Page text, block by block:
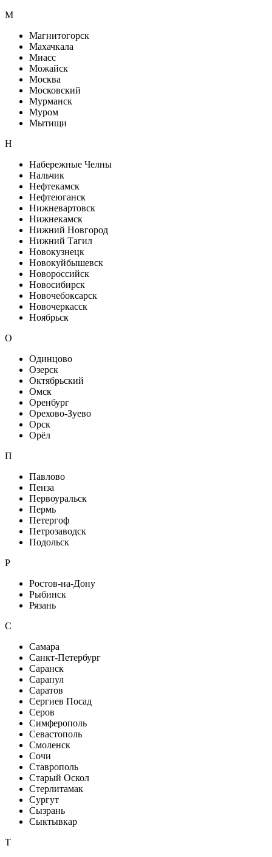
М
Магнитогорск
Махачкала
Миасс
Можайск
Москва
Московский
Мурманск
Муром
Мытищи
Н
Набережные Челны
Нальчик
Нефтекамск
Нефтеюганск
Нижневартовск
Нижнекамск
Нижний Новгород
Нижний Тагил
Новокузнецк
Новокуйбышевск
Новороссийск
Новосибирск
Новочебоксарск
Новочеркасск
Ноябрьск
О
Одинцово
Озерск
Октябрьский
Омск
Оренбург
Орехово-Зуево
Орск
Орёл
П
Павлово
Пенза
Первоуральск
Пермь
Петергоф
Петрозаводск
Подольск
Р
Ростов-на-Дону
Рыбинск
Рязань
С
Самара
Санкт-Петербург
Саранск
Сарапул
Саратов
Сергиев Посад
Серов
Симферополь
Севастополь
Смоленск
Сочи
Ставрополь
Старый Оскол
Стерлитамак
Сургут
Сызрань
Сыктывкар
Т